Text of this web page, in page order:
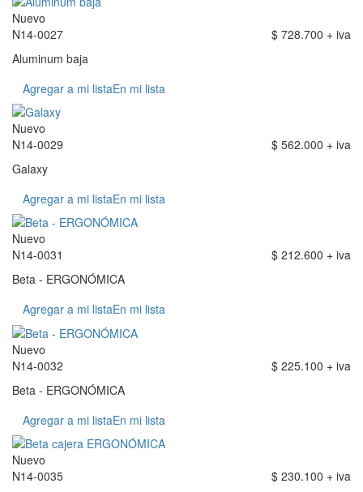
Nuevo
N14-0027
$ 728.700 + iva
Aluminum baja
Agregar a mi listaEn mi lista
Nuevo
N14-0029
$ 562.000 + iva
Galaxy
Agregar a mi listaEn mi lista
Nuevo
N14-0031
$ 212.600 + iva
Beta - ERGONÓMICA
Agregar a mi listaEn mi lista
Nuevo
N14-0032
$ 225.100 + iva
Beta - ERGONÓMICA
Agregar a mi listaEn mi lista
Nuevo
N14-0035
$ 230.100 + iva